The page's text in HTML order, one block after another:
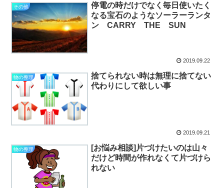
その他
停電の時だけでなく毎日使いたく
なる宝石のようなソーラーランタ
ン CARRY THE SUN
2019.09.22
物の整理
捨てられない時は無理に捨てない
代わりにして欲しい事
2019.09.21
物の整理
[お悩み相談]片づけたいのは山々
だけど時間が作れなくて片づけら
れない